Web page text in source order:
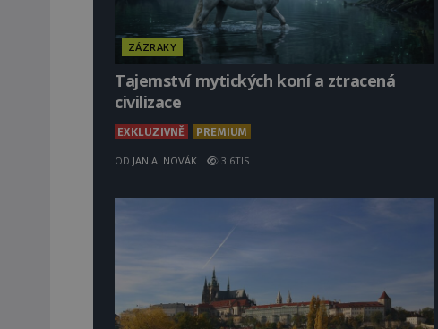
ZÁZRAKY
Tajemství mytických koní a ztracená
civilizace
EXKLUZIVNĚ PREMIUM
OD JAN A. NOVÁK 3.6TIS